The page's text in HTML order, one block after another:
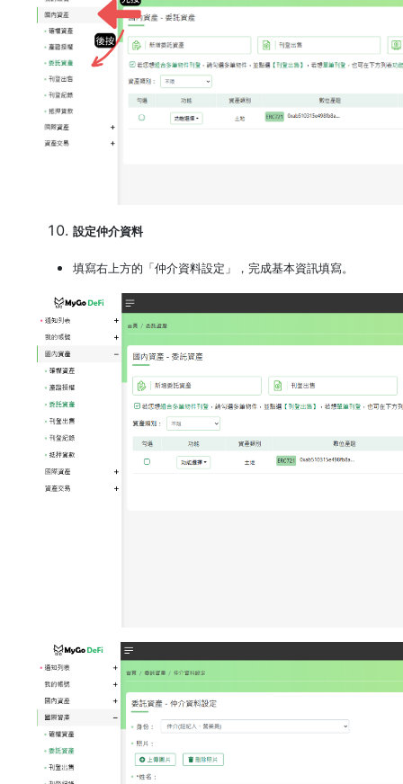
設定仲介資料
填寫右上方的「仲介資料設定」，完成基本資訊填寫。